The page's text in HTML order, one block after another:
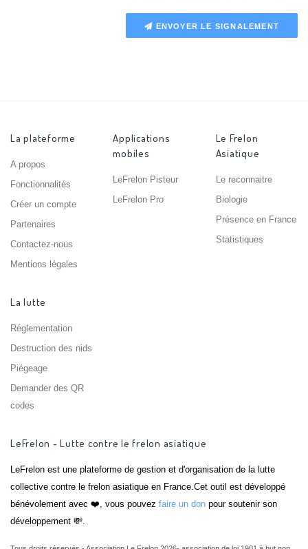
ENVOYER LE SIGNALEMENT
La plateforme
A propos
Fonctionnalités
Créer un compte
Partenaires
Contactez-nous
Mentions légales
Applications
mobiles
LeFrelon Pisteur
LeFrelon Pro
Le Frelon
Asiatique
Le reconnaitre
Biologie
Présence en France
Statistiques
La lutte
Réglementation
Destruction des nids
Piégeage
Demander des QR
codes
LeFrelon - Lutte contre le frelon asiatique
LeFrelon est une plateforme de gestion et d'organisation de la lutte
collective contre le frelon asiatique en France.Cet outil est développé
bénévolement avec ❤️, vous pouvez faire un don pour soutenir son
développement 💸.